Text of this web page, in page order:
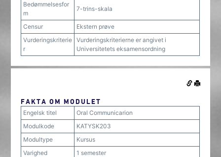
Bedømmelsesfor
m
7-trins-skala
Censur
Ekstern prøve
Vurderingskriterie
r
Vurderingskriterierne er angivet i
Universitetets eksamensordning
FAKTA OM MODULET
Engelsk titel
Oral Communicarion
Modulkode
KATYSK203
Modultype
Kursus
Varighed
1 semester